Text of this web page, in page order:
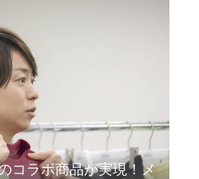
コラボ商品が実現！メ